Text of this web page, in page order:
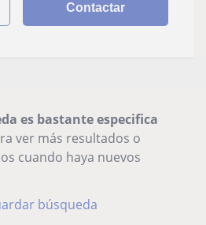
Contactar
es bastante especifica
ver más resultados o
cuando haya nuevos
búsqueda